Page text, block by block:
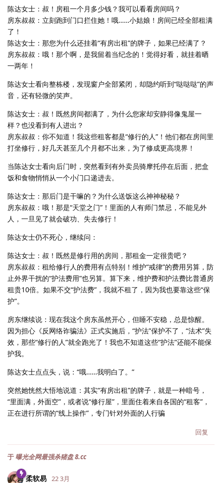
陈达女士：叔！房租一个月多少钱？我可以看看房间吗？
房东叔叔：立刻跑到门口拦住她！哦……小姑娘！房间已经全部租满
了！
陈达女士：那您为什么还挂着“有房出租”的牌子，如果已经满了？
房东叔叔：哦！那个啊，是我留着当纪念的！觉得好看，就挂着晒
一两年！
陈达女士看向整栋楼，发现窗户全部紧闭，却隐约听到“哒哒哒”的声
音，还有轻微的笑声。
陈达女士：叔！既然房间都满了，为什么您家却安静得像鬼屋一
样？也没看到有人进出？
房东叔叔：你不知道！我这些租客都是“修行的人”！他们都在房间里
打坐修行，好几天甚至几个月都不出来，为了修成更高境界！
当陈达女士看向后门时，突然看到有外卖员骑摩托停在后面，把盒
饭和食物悄悄从一个小门口递进去。
陈达女士：那后门是干嘛的？为什么送饭这么神神秘秘？
房东叔叔：哦！那是“天堂之门”！里面的人有师门禁忌，不能见外
人，一旦见了就会破功、失去修行！
陈达女士仍不死心，继续问：
陈达女士：叔！既然是修行用的房间，那租金一定很贵吧？
房东叔叔：租给修行人的费用有点特别！维护“戒律”的费用另算，防
止外界干扰的“护法费用”也另算。算下来，维护费和护法费比普通房
租贵10倍。如果不交“护法费”，我就不租了，因为我也要靠这些“保
护”。
房东继续说：现在我这个房东虽然开心，但睡不安稳，总是惊醒。
因为担心《反网络诈骗法》正式实施后，“护法”保护不了，“法术”失
效，那些“修行的人”就全跑光了！我也不知道这些“护法”还能不能保
护我。
陈达女士点点头，说：“哦……我明白了。”
突然她恍然大悟地说道：其实“有房出租”的牌子，就是一种暗号，
“里面满，外面空”，或者说“修行屋”，里面住着来自各国的“租客”，
正在进行所谓的“线上操作”，专门针对外面的人行骗
回复
于 曝光全网最强杀猪盘 8.cc
柔软易 22 3月